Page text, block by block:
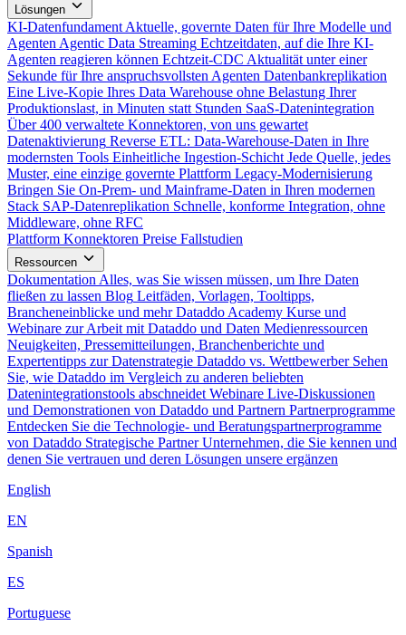
Lösungen
KI-Datenfundament Aktuelle, governte Daten für Ihre Modelle und
Agenten Agentic Data Streaming Echtzeitdaten, auf die Ihre KI-
Agenten reagieren können Echtzeit-CDC Aktualität unter einer
Sekunde für Ihre anspruchsvollsten Agenten Datenbankreplikation
Eine Live-Kopie Ihres Data Warehouse ohne Belastung Ihrer
Produktionslast, in Minuten statt Stunden SaaS-Datenintegration
Über 400 verwaltete Konnektoren, von uns gewartet
Datenaktivierung Reverse ETL: Data-Warehouse-Daten in Ihre
modernsten Tools Einheitliche Ingestion-Schicht Jede Quelle, jedes
Muster, eine einzige governte Plattform Legacy-Modernisierung
Bringen Sie On-Prem- und Mainframe-Daten in Ihren modernen
Stack SAP-Datenreplikation Schnelle, konforme Integration, ohne
Middleware, ohne RFC
Plattform Konnektoren Preise Fallstudien
Ressourcen
Dokumentation Alles, was Sie wissen müssen, um Ihre Daten
fließen zu lassen Blog Leitfäden, Vorlagen, Tooltipps,
Brancheneinblicke und mehr Dataddo Academy Kurse und
Webinare zur Arbeit mit Dataddo und Daten Medienressourcen
Neuigkeiten, Pressemitteilungen, Branchenberichte und
Expertentipps zur Datenstrategie Dataddo vs. Wettbewerber Sehen
Sie, wie Dataddo im Vergleich zu anderen beliebten
Datenintegrationstools abschneidet Webinare Live-Diskussionen
und Demonstrationen von Dataddo und Partnern Partnerprogramme
Entdecken Sie die Technologie- und Beratungspartnerprogramme
von Dataddo Strategische Partner Unternehmen, die Sie kennen und
denen Sie vertrauen und deren Lösungen unsere ergänzen
English
EN
Spanish
ES
Portuguese